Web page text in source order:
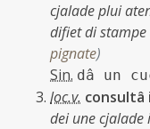
cjalade plui
difiet di stampe
pignate)
Sin. dâ un
loc.v. consultâ
dei une